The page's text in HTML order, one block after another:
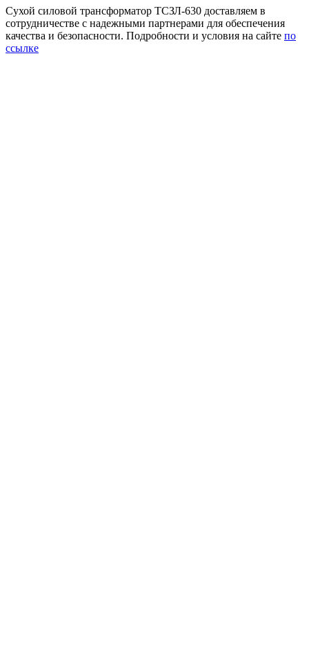
Сухой силовой трансформатор ТСЗЛ-630 доставляем в
сотрудничестве с надежными партнерами для обеспечения
качества и безопасности. Подробности и условия на сайте по
ссылке